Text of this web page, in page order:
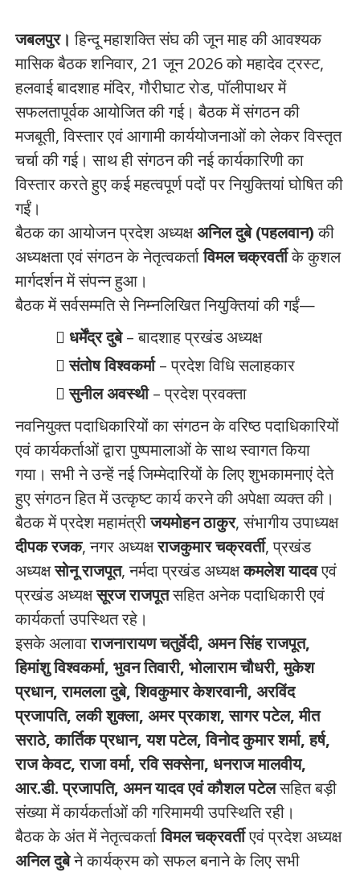
जबलपुर। हिन्दू महाशक्ति संघ की जून माह की आवश्यक
मासिक बैठक शनिवार, 21 जून 2026 को महादेव ट्रस्ट,
हलवाई बादशाह मंदिर, गौरीघाट रोड, पॉलीपाथर में
सफलतापूर्वक आयोजित की गई। बैठक में संगठन की
मजबूती, विस्तार एवं आगामी कार्ययोजनाओं को लेकर विस्तृत
चर्चा की गई। साथ ही संगठन की नई कार्यकारिणी का
विस्तार करते हुए कई महत्वपूर्ण पदों पर नियुक्तियां घोषित की
गईं।
बैठक का आयोजन प्रदेश अध्यक्षअनिल दुबे (पहलवान)की
अध्यक्षता एवं संगठन के नेतृत्वकर्ताविमल चक्रवर्तीके कुशल
मार्गदर्शन में संपन्न हुआ।
बैठक में सर्वसम्मति से निम्नलिखित नियुक्तियां की गईं—
धर्मेंद्र दुबे– बादशाह प्रखंड अध्यक्ष
संतोष विश्वकर्मा– प्रदेश विधि सलाहकार
सुनील अवस्थी– प्रदेश प्रवक्ता
नवनियुक्त पदाधिकारियों का संगठन के वरिष्ठ पदाधिकारियों
एवं कार्यकर्ताओं द्वारा पुष्पमालाओं के साथ स्वागत किया
गया। सभी ने उन्हें नई जिम्मेदारियों के लिए शुभकामनाएं देते
हुए संगठन हित में उत्कृष्ट कार्य करने की अपेक्षा व्यक्त की।
बैठक में प्रदेश महामंत्रीजयमोहन ठाकुर, संभागीय उपाध्यक्ष
दीपक रजक, नगर अध्यक्षराजकुमार चक्रवर्ती, प्रखंड
अध्यक्षसोनू राजपूत, नर्मदा प्रखंड अध्यक्षकमलेश यादवएवं
प्रखंड अध्यक्षसूरज राजपूतसहित अनेक पदाधिकारी एवं
कार्यकर्ता उपस्थित रहे।
इसके अलावाराजनारायण चतुर्वेदी, अमन सिंह राजपूत,
हिमांशु विश्वकर्मा, भुवन तिवारी, भोलाराम चौधरी, मुकेश
प्रधान, रामलला दुबे, शिवकुमार केशरवानी, अरविंद
प्रजापति, लकी शुक्ला, अमर प्रकाश, सागर पटेल, मीत
सराठे, कार्तिक प्रधान, यश पटेल, विनोद कुमार शर्मा, हर्ष,
राज केवट, राजा वर्मा, रवि सक्सेना, धनराज मालवीय,
आर.डी. प्रजापति, अमन यादव एवं कौशल पटेलसहित बड़ी
संख्या में कार्यकर्ताओं की गरिमामयी उपस्थिति रही।
बैठक के अंत में नेतृत्वकर्ताविमल चक्रवर्तीएवं प्रदेश अध्यक्ष
अनिल दुबेने कार्यक्रम को सफल बनाने के लिए सभी